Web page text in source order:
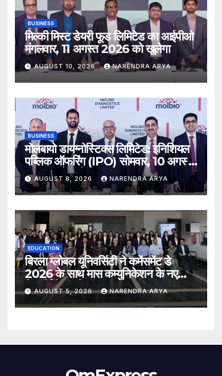
BUSINESS
मिल्की मिस्ट डेयरी फूड लिमिटेड का आईपीओ
मंगलवार, 11 अगस्त 2026 को खुलेगा
AUGUST 10, 2026 NARENDRA ARYA
BUSINESS
मोलबायो डायग्नोस्टिक्स लिमिटेड: इनिशियल
पब्लिक ऑफरिंग (IPO) सोमवार, 10 अगस्त,
2026 को खुलेगा
AUGUST 8, 2026 NARENDRA ARYA
EDUCATION
बिरला ग्लोबल यूनिवर्सिटी ने कमेंसमेंट डे
2026 के साथ मास कम्युनिकेशन के नए
विद्यार्थियों का किया स्वागत
AUGUST 5, 2026 NARENDRA ARYA